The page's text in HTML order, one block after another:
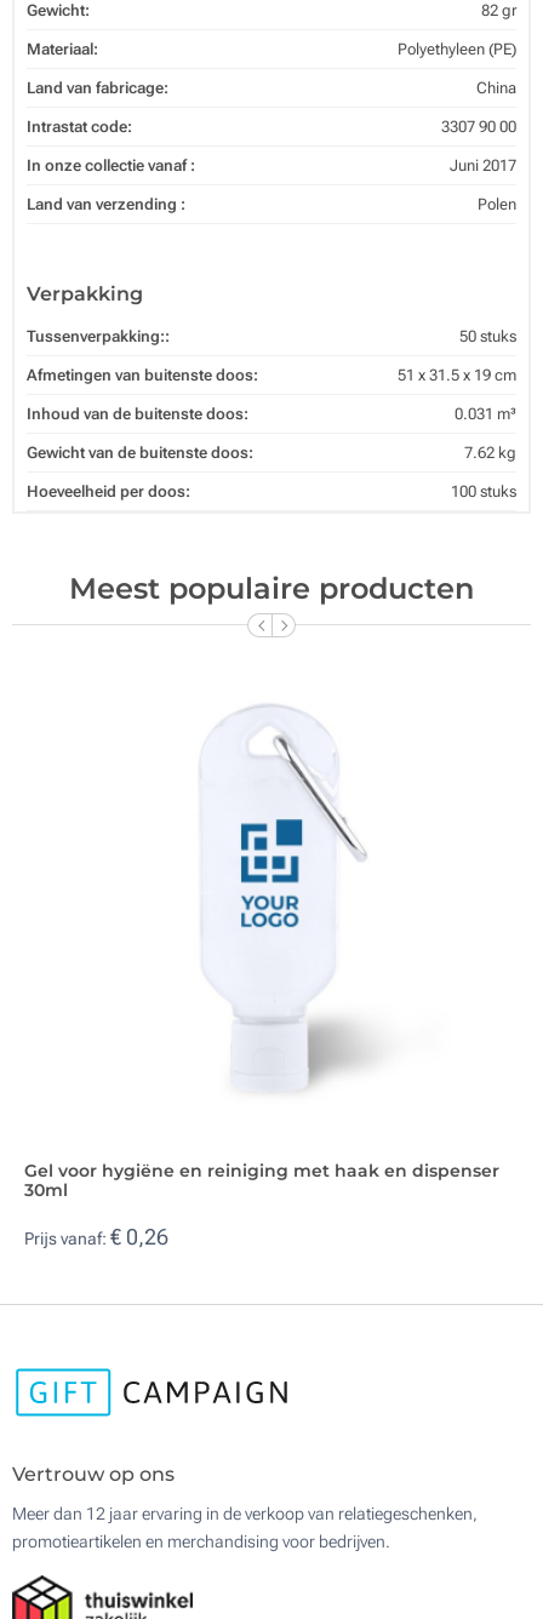
Gewicht: 82 gr
Materiaal: Polyethyleen (PE)
Land van fabricage: China
Intrastat code: 3307 90 00
In onze collectie vanaf : Juni 2017
Land van verzending : Polen
Verpakking
Tussenverpakking:: 50 stuks
Afmetingen van buitenste doos: 51 x 31.5 x 19 cm
Inhoud van de buitenste doos: 0.031 m³
Gewicht van de buitenste doos: 7.62 kg
Hoeveelheid per doos: 100 stuks
Meest populaire producten
Gel voor hygiëne en reiniging met haak en dispenser
30ml
Prijs vanaf: € 0,26
Vertrouw op ons
Meer dan 12 jaar ervaring in de verkoop van relatiegeschenken,
promotieartikelen en merchandising voor bedrijven.